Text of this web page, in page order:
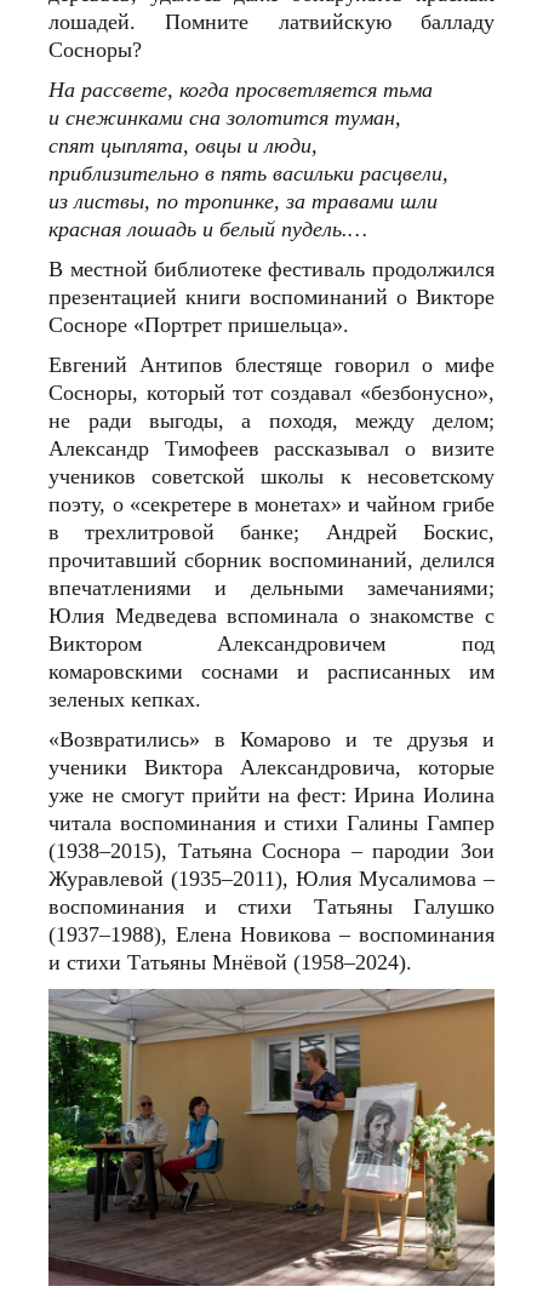
лошадей. Помните латвийскую балладу
Сосноры?
На рассвете, когда просветляется тьма
и снежинками сна золотится туман,
спят цыплята, овцы и люди,
приблизительно в пять васильки расцвели,
из листвы, по тропинке, за травами шли
красная лошадь и белый пудель.…
В местной библиотеке фестиваль продолжился
презентацией книги воспоминаний о Викторе
Сосноре «Портрет пришельца».
Евгений Антипов блестяще говорил о мифе
Сосноры, который тот создавал «безбонусно»,
не ради выгоды, а походя, между делом;
Александр Тимофеев рассказывал о визите
учеников советской школы к несоветскому
поэту, о «секретере в монетах» и чайном грибе
в трехлитровой банке; Андрей Боскис,
прочитавший сборник воспоминаний, делился
впечатлениями и дельными замечаниями;
Юлия Медведева вспоминала о знакомстве с
Виктором Александровичем под
комаровскими соснами и расписанных им
зеленых кепках.
«Возвратились» в Комарово и те друзья и
ученики Виктора Александровича, которые
уже не смогут прийти на фест: Ирина Иолина
читала воспоминания и стихи Галины Гампер
(1938–2015), Татьяна Соснора – пародии Зои
Журавлевой (1935–2011), Юлия Мусалимова –
воспоминания и стихи Татьяны Галушко
(1937–1988), Елена Новикова – воспоминания
и стихи Татьяны Мнёвой (1958–2024).